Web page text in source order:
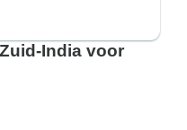
India voor